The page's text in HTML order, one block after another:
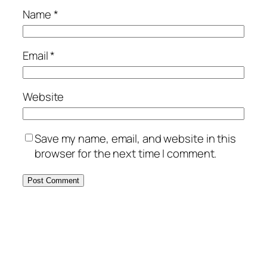
Name*
Email*
Website
Save my name, email, and website in this
browser for the next time I comment.